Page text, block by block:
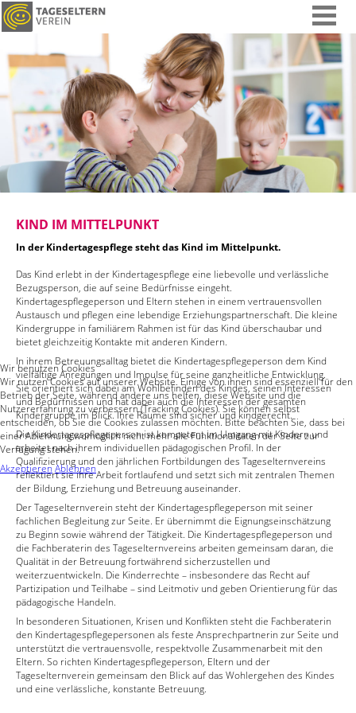
KIND IM MITTELPUNKT
In der Kindertagespflege steht das Kind im Mittelpunkt.
Das Kind erlebt in der Kindertagespflege eine liebevolle und verlässliche
Bezugsperson, die auf seine Bedürfnisse eingeht.
Kindertagespflegeperson und Eltern stehen in einem vertrauensvollen
Austausch und pflegen eine lebendige Erziehungspartnerschaft. Die kleine
Kindergruppe in familiärem Rahmen ist für das Kind überschaubar und
bietet gleichzeitig Kontakte mit anderen Kindern.
In ihrem Betreuungsalltag bietet die Kindertagespflegeperson dem Kind
vielfältige Anregungen und Impulse für seine ganzheitliche Entwicklung.
Sie orientiert sich dabei am Wohlbefinden des Kindes, seinen Interessen
und Bedürfnissen und hat dabei auch die Interessen der gesamten
Kindergruppe im Blick. Ihre Räume sind sicher und kindgerecht.
Die Kindertagespflegeperson ist kompetent im Umgang mit Kindern und
arbeitet nach ihrem individuellen pädagogischen Profil. In der
Qualifizierung und den jährlichen Fortbildungen des Tageselternvereins
reflektiert sie ihre Arbeit fortlaufend und setzt sich mit zentralen Themen
der Bildung, Erziehung und Betreuung auseinander.
Der Tageselternverein steht der Kindertagespflegeperson mit seiner
fachlichen Begleitung zur Seite. Er übernimmt die Eignungseinschätzung
zu Beginn sowie während der Tätigkeit. Die Kindertagespflegeperson und
die Fachberaterin des Tageselternvereins arbeiten gemeinsam daran, die
Qualität in der Betreuung fortwährend sicherzustellen und
weiterzuentwickeln. Die Kinderrechte – insbesondere das Recht auf
Partizipation und Teilhabe – sind Leitmotiv und geben Orientierung für das
pädagogische Handeln.
In besonderen Situationen, Krisen und Konflikten steht die Fachberaterin
den Kindertagespflegepersonen als feste Ansprechpartnerin zur Seite und
unterstützt die vertrauensvolle, respektvolle Zusammenarbeit mit den
Eltern. So richten Kindertagespflegeperson, Eltern und der
Tageselternverein gemeinsam den Blick auf das Wohlergehen des Kindes
und eine verlässliche, konstante Betreuung.
Wir benutzen Cookies
Wir nutzen Cookies auf unserer Website. Einige von ihnen sind essenziell für den
Betrieb der Seite, während andere uns helfen, diese Website und die
Nutzererfahrung zu verbessern (Tracking Cookies). Sie können selbst
entscheiden, ob Sie die Cookies zulassen möchten. Bitte beachten Sie, dass bei
einer Ablehnung womöglich nicht mehr alle Funktionalitäten der Seite zur
Verfügung stehen.
AkzeptierenAblehnen